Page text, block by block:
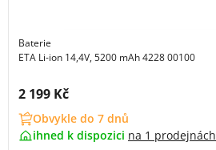
Baterie
ETA Li-ion 14,4V, 5200 mAh 4228 00100
Cena s DPH:
2 199 Kč
Obvykle do 7 dnů
ihned k dispozici na 1 prodejnách